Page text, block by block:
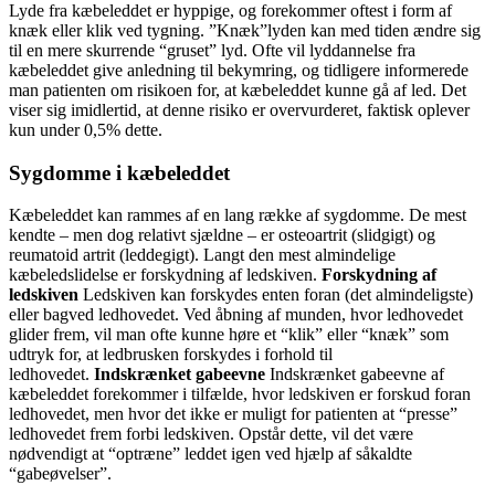
Lyde fra kæbeleddet er hyppige, og forekommer oftest i form af
knæk eller klik ved tygning. ”Knæk”lyden kan med tiden ændre sig
til en mere skurrende “gruset” lyd. Ofte vil lyddannelse fra
kæbeleddet give anledning til bekymring, og tidligere informerede
man patienten om risikoen for, at kæbeleddet kunne gå af led. Det
viser sig imidlertid, at denne risiko er overvurderet, faktisk oplever
kun under 0,5% dette.
Sygdomme i kæbeleddet
Kæbeleddet kan rammes af en lang række af sygdomme. De mest
kendte – men dog relativt sjældne – er osteoartrit (slidgigt) og
reumatoid artrit (leddegigt). Langt den mest almindelige
kæbeledslidelse er forskydning af ledskiven. Forskydning af
ledskiven Ledskiven kan forskydes enten foran (det almindeligste)
eller bagved ledhovedet. Ved åbning af munden, hvor ledhovedet
glider frem, vil man ofte kunne høre et “klik” eller “knæk” som
udtryk for, at ledbrusken forskydes i forhold til
ledhovedet. Indskrænket gabeevne Indskrænket gabeevne af
kæbeleddet forekommer i tilfælde, hvor ledskiven er forskud foran
ledhovedet, men hvor det ikke er muligt for patienten at “presse”
ledhovedet frem forbi ledskiven. Opstår dette, vil det være
nødvendigt at “optræne” leddet igen ved hjælp af såkaldte
“gabeøvelser”.